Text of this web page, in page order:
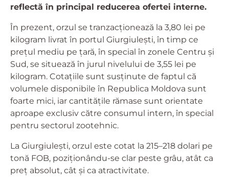
reflectă în principal reducerea ofertei interne.
În prezent, orzul se tranzacționează la 3,80 lei pe
kilogram livrat în portul Giurgiulești, în timp ce
prețul mediu pe țară, în special în zonele Centru și
Sud, se situează în jurul nivelului de 3,55 lei pe
kilogram. Cotațiile sunt susținute de faptul că
volumele disponibile în Republica Moldova sunt
foarte mici, iar cantitățile rămase sunt orientate
aproape exclusiv către consumul intern, în special
pentru sectorul zootehnic.
La Giurgiulești, orzul este cotat la 215–218 dolari pe
tonă FOB, poziționându-se clar peste grâu, atât ca
preț absolut, cât și ca atractivitate.